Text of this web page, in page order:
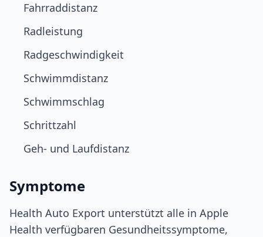
Fahrraddistanz
Radleistung
Radgeschwindigkeit
Schwimmdistanz
Schwimmschlag
Schrittzahl
Geh- und Laufdistanz
Symptome
Health Auto Export unterstützt alle in Apple
Health verfügbaren Gesundheitssymptome,